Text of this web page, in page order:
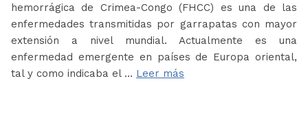
hemorrágica de Crimea-Congo (FHCC) es una de las
enfermedades transmitidas por garrapatas con mayor
extensión a nivel mundial. Actualmente es una
enfermedad emergente en países de Europa oriental,
tal y como indicaba el … Leer más